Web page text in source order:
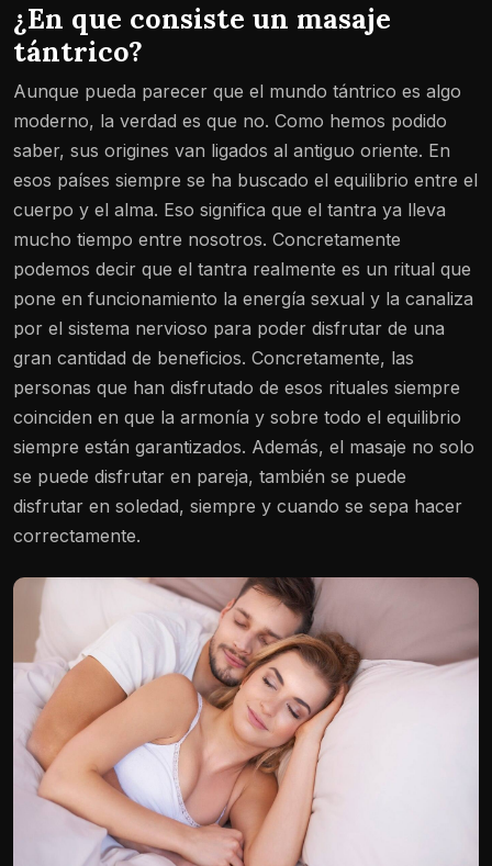
¿En que consiste un masaje
tántrico?
Aunque pueda parecer que el mundo tántrico es algo
moderno, la verdad es que no. Como hemos podido
saber, sus origines van ligados al antiguo oriente. En
esos países siempre se ha buscado el equilibrio entre el
cuerpo y el alma. Eso significa que el tantra ya lleva
mucho tiempo entre nosotros. Concretamente
podemos decir que el tantra realmente es un ritual que
pone en funcionamiento la energía sexual y la canaliza
por el sistema nervioso para poder disfrutar de una
gran cantidad de beneficios. Concretamente, las
personas que han disfrutado de esos rituales siempre
coinciden en que la armonía y sobre todo el equilibrio
siempre están garantizados. Además, el masaje no solo
se puede disfrutar en pareja, también se puede
disfrutar en soledad, siempre y cuando se sepa hacer
correctamente.